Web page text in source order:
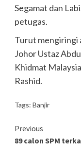
Segamat dan
petugas.
Turut mengiringi
Johor Ustaz
Khidmat
Rashid.
Tags: Banjir
Continue
Reading
Previous
89 calon SPM